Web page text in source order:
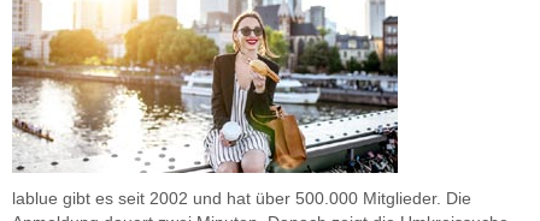
lablue gibt es seit 2002 und hat über 500.000 Mitglieder. Die